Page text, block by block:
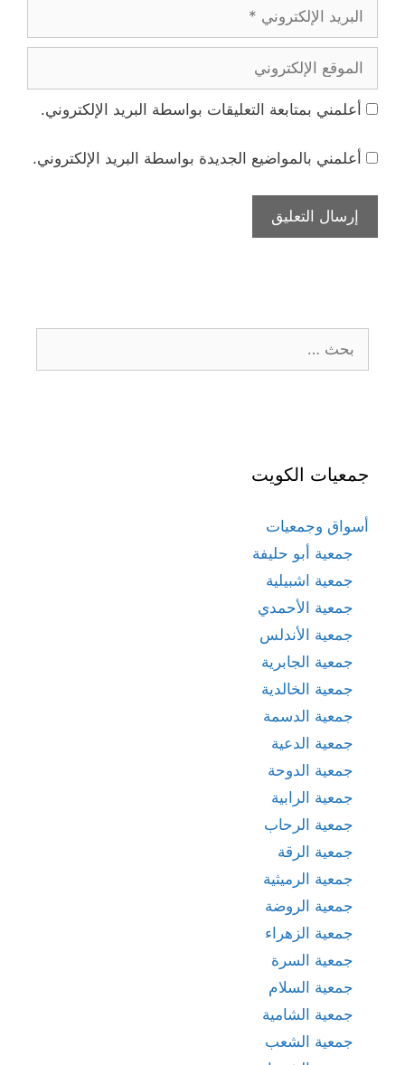
البريد
الإلكتروني
الموقع
الإلكتروني
أعلمني بمتابعة التعليقات بواسطة البريد الإلكتروني.
أعلمني بالمواضيع الجديدة بواسطة البريد الإلكتروني.
عن:
جمعيات الكويت
أسواق وجمعيات
جمعية أبو حليفة
جمعية اشبيلية
جمعية الأحمدي
جمعية الأندلس
جمعية الجابرية
جمعية الخالدية
جمعية الدسمة
جمعية الدعية
جمعية الدوحة
جمعية الرابية
جمعية الرحاب
جمعية الرقة
جمعية الرميثية
جمعية الروضة
جمعية الزهراء
جمعية السرة
جمعية السلام
جمعية الشامية
جمعية الشعب